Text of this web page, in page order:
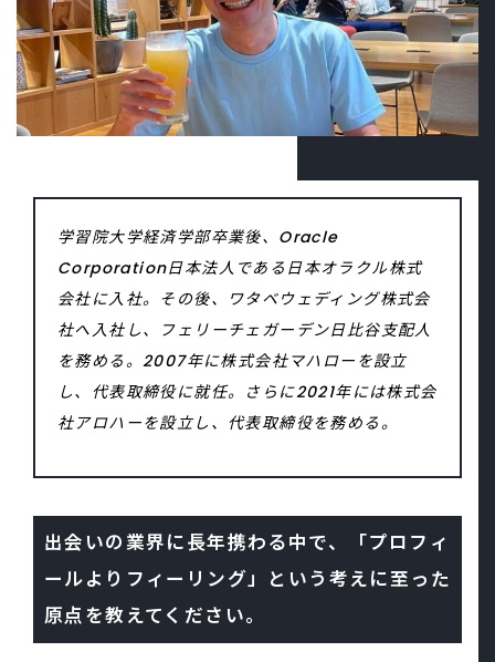
学習院大学経済学部卒業後、Oracle
Corporation日本法人である日本オラクル株式
会社に入社。その後、ワタベウェディング株式会
社へ入社し、フェリーチェガーデン日比谷支配人
を務める。2007年に株式会社マハローを設立
し、代表取締役に就任。さらに2021年には株式会
社アロハーを設立し、代表取締役を務める。
出会いの業界に長年携わる中で、「プロフィ
ールよりフィーリング」という考えに至った
原点を教えてください。